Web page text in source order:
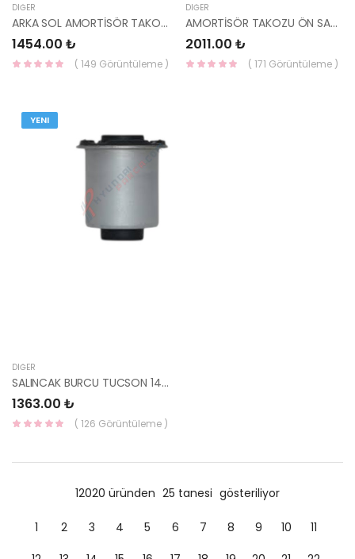
DIĞER
ARKA SOL AMORTİSÖR TAKOZU TUCSON 05-09 55310-1F000 HMC
1454.00 ₺
( 149 Görüntüleme )
DIĞER
AMORTİSÖR TAKOZU ÖN SAĞ-SOL ELANTRA 16 54610-F2000 HMC
2011.00 ₺
( 171 Görüntüleme )
YENI
DIĞER
SALINCAK BURCU TUCSON 14 54551-C5000 HMC
1363.00 ₺
( 126 Görüntüleme )
12020 üründen 25 tanesi gösteriliyor
1 2 3 4 5 6 7 8 9 10
11